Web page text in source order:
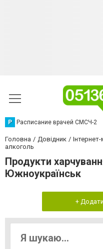
Р Расписание врачей СМСЧ-2
Головна Довідник
алкоголь
Продукти
Южноукраїнськ
+